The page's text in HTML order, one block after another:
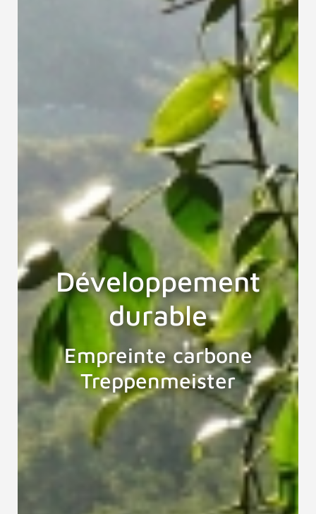
Développement
durable
Empreinte carbone
Treppenmeister